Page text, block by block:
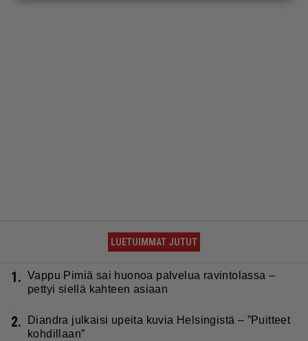
LUETUIMMAT JUTUT
1. Vappu Pimiä sai huonoa palvelua ravintolassa –
pettyi siellä kahteen asiaan
2.
Diandra julkaisi upeita kuvia Helsingistä – ”Puitteet
kohdillaan”